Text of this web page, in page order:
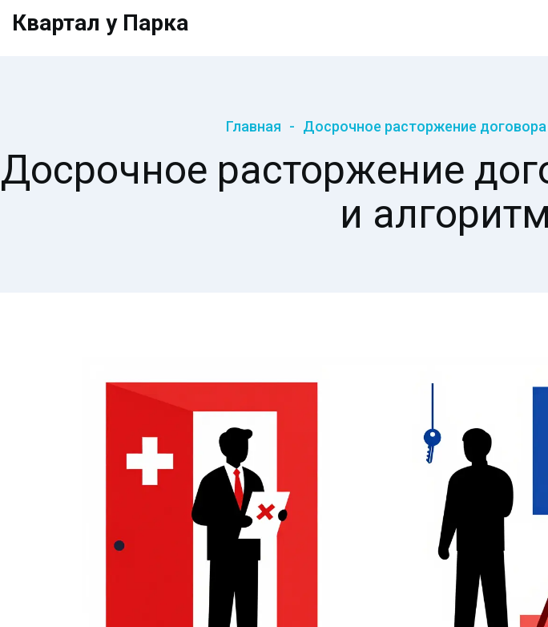
Квартал у Парка
Главная Досрочное расторжение
Досрочное расторжение
и